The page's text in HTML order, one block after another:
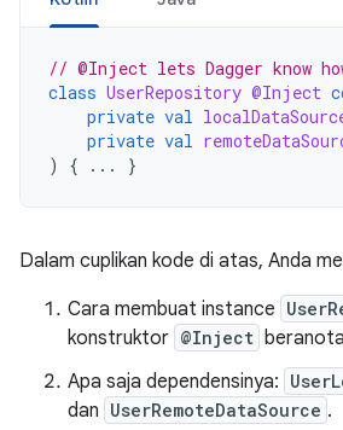
// @Inject lets Dagger know
class UserRepository @Inject
private val
private val
)
{ ... }
Dalam cuplikan kode di atas, Anda
Cara membuat instance
konstruktor @Inject
Apa saja dependensinya:
dan UserRemoteDataSource .